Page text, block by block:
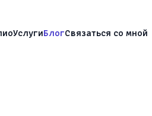
УслугиБлогСвязаться со мной